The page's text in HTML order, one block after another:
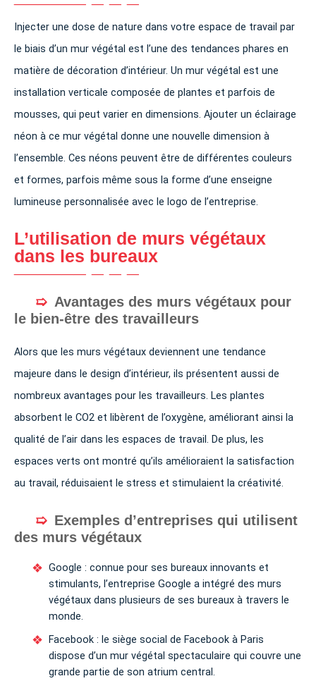
Injecter une dose de nature dans votre espace de travail par
le biais d’un mur végétal est l’une des tendances phares en
matière de décoration d’intérieur. Un mur végétal est une
installation verticale composée de plantes et parfois de
mousses, qui peut varier en dimensions. Ajouter un éclairage
néon à ce mur végétal donne une nouvelle dimension à
l’ensemble. Ces néons peuvent être de différentes couleurs
et formes, parfois même sous la forme d’une enseigne
lumineuse personnalisée avec le logo de l’entreprise.
L’utilisation de murs végétaux
dans les bureaux
Avantages des murs végétaux pour
le bien-être des travailleurs
Alors que les murs végétaux deviennent une tendance
majeure dans le design d’intérieur, ils présentent aussi de
nombreux avantages pour les travailleurs. Les plantes
absorbent le CO2 et libèrent de l’oxygène, améliorant ainsi la
qualité de l’air dans les espaces de travail. De plus, les
espaces verts ont montré qu’ils amélioraient la satisfaction
au travail, réduisaient le stress et stimulaient la créativité.
Exemples d’entreprises qui utilisent
des murs végétaux
Google : connue pour ses bureaux innovants et
stimulants, l’entreprise Google a intégré des murs
végétaux dans plusieurs de ses bureaux à travers le
monde.
Facebook : le siège social de Facebook à Paris
dispose d’un mur végétal spectaculaire qui couvre une
grande partie de son atrium central.